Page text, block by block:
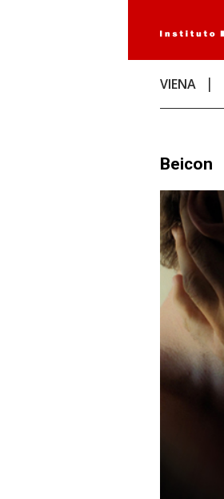
VIENA
Beicon